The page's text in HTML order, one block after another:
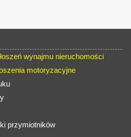
wynajmu nieruchomości
motoryzacyjne
przymiotników